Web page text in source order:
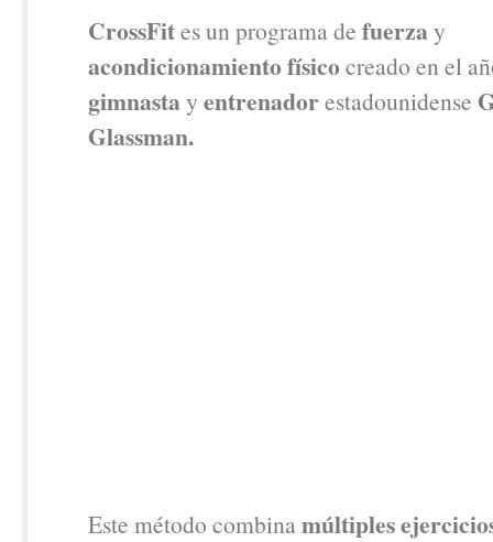
CrossFites un programa de fuerzay
acondicionamiento físicocreado en el
gimnastay entrenadorestadounidense
Glassman.
Este método combinamúltiples